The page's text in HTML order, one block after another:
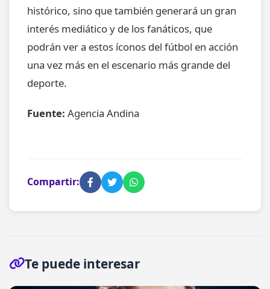
histórico, sino que también generará un gran
interés mediático y de los fanáticos, que
podrán ver a estos íconos del fútbol en acción
una vez más en el escenario más grande del
deporte.
Fuente: Agencia Andina
Compartir:
Te puede interesar